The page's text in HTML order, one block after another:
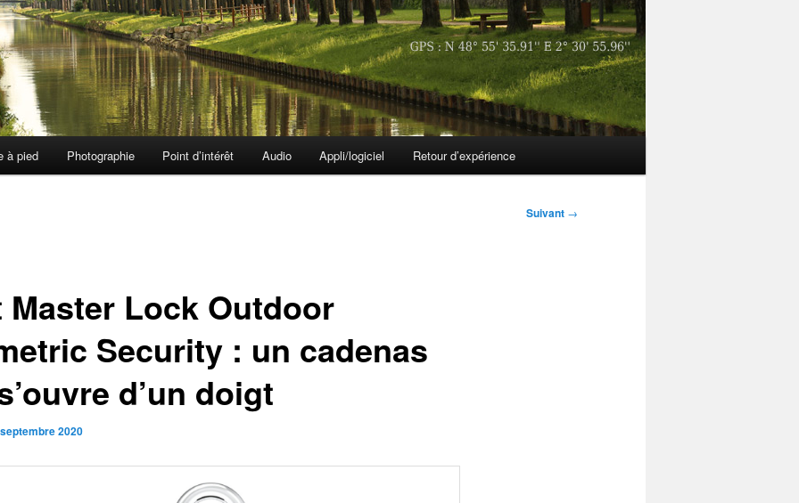
à pied Photographie Point d’intérêt Audio Appli/logiciel Retour d’expérience
Suivant →
Master Lock Outdoor
Security : un cadenas
d’un doigt
2020